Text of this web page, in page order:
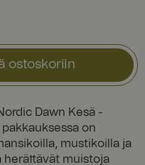
ostoskoriin
Dawn Kesä -
on
mustikoilla ja
herättävät muistoja